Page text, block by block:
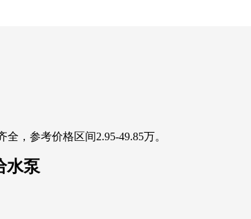
，参考价格区间2.95-49.85万。
水泵